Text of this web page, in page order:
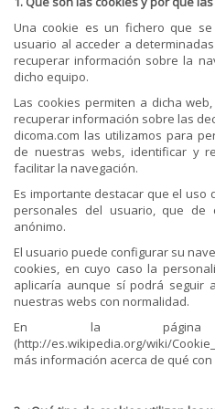
Una cookie es un fichero que
usuario al acceder a
recuperar información sobre la
dicho equipo.
Las cookies permiten a dicha
recuperar información sobre las
dicoma.com las utilizamos para
de nuestras webs, identificar y
facilitar la navegación.
Es importante destacar que el uso
personales del usuario, que de
anónimo.
El usuario puede configurar su
cookies, en cuyo caso la
aplicaría aunque sí podrá seguir
nuestras webs con normalidad.
En la página
(http://es.wikipedia.org/wiki/
más información acerca de qué